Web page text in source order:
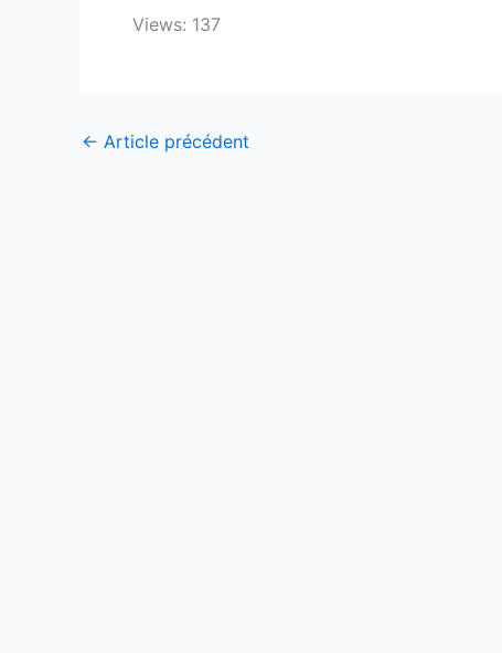
Views: 137
← Article précédent